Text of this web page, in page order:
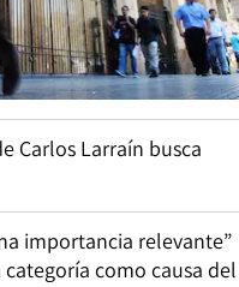
Carlos Larraín busca
importancia relevante”
como causa del